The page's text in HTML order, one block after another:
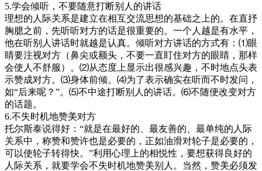
5.学会倾听，不要随意打断别人的讲话
理想的人际关系是建立在相互交流思想的基础之上的。在直抒
胸臆之前，先听听对方的话是很重要的。一个人越是有水平，
他在听别人讲话时就越是认真。倾听对方讲话的方式有：⑴眼
睛要注视对方（鼻尖或额头，不要一直盯住对方的眼睛，那样
会使人不舒服）。⑵从态度上显示出很感兴趣，不时地点头表
示赞成对方。⑶身体前倾。⑷为了表示确实在听而不时发问，
如“后来呢？”。⑸不中途打断别人的讲话。⑹不随便改变对方
的话题。
6.不失时机地赞美对方
托尔斯泰说得好：“就是在最好的、最友善的、最单纯的人际
关系中，称赞和赞许也是必要的，正如油滑对轮子是必要的，
可以使轮子转得快。”利用心理上的相悦性，要想获得良好的
人际关系，就要学会不失时机地赞美别人。当然，赞美必须发